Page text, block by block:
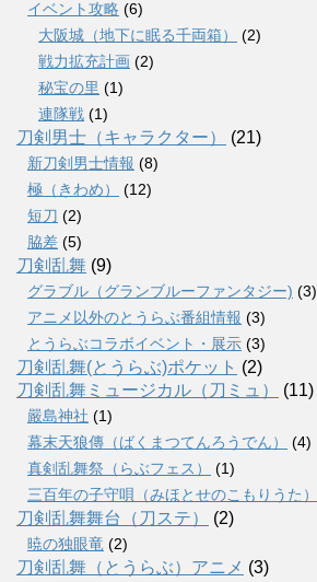
イベント攻略 (6)
大阪城（地下に眠る千両箱）
(2)
戦力拡充計画 (2)
秘宝の里 (1)
連隊戦 (1)
刀剣男士（キャラクター） (21)
新刀剣男士情報 (8)
極（きわめ）
(12)
短刀 (2)
脇差 (5)
刀剣乱舞 (9)
グラブル（グランブルーファンタジー) (3)
アニメ以外のとうらぶ番組情報 (3)
とうらぶコラボイベント・展示 (3)
刀剣乱舞(とうらぶ)ポケット (2)
刀剣乱舞ミュージカル（刀ミュ）
(11)
嚴島神社 (1)
幕末天狼傳（ばくまつてんろうでん）
(4)
真剣乱舞祭（らぶフェス）
(1)
三百年の子守唄（みほとせのこもりうた）
刀剣乱舞舞台（刀ステ） (2)
暁の独眼竜 (2)
刀剣乱舞（とうらぶ）アニメ (3)